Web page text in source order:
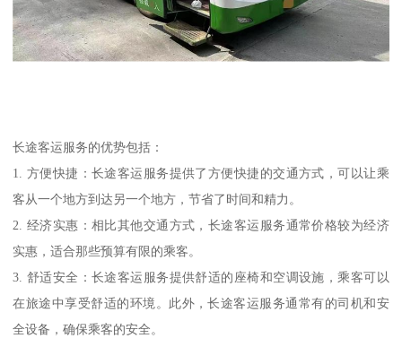
长途客运服务的优势包括：
1. 方便快捷：长途客运服务提供了方便快捷的交通方式，可以让乘
客从一个地方到达另一个地方，节省了时间和精力。
2. 经济实惠：相比其他交通方式，长途客运服务通常价格较为经济
实惠，适合那些预算有限的乘客。
3. 舒适安全：长途客运服务提供舒适的座椅和空调设施，乘客可以
在旅途中享受舒适的环境。此外，长途客运服务通常有的司机和安
全设备，确保乘客的安全。